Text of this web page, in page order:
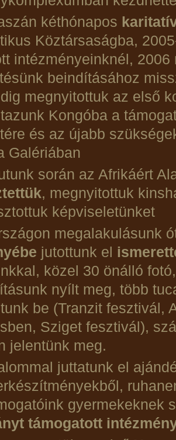
kéthónapos
Köztársaságba,
intézményeinknél, 2006
beindításához
megnyitottuk az első
Kongóba a
és az újabb
Galériában
során az Afrikáért
, megnyitottuk
képviseletünket
megalakulásunk
jutottunk el
közel 30 önálló
nyílt meg, több
be (Tranzit fesztivál,
Sziget fesztivál),
jelentünk meg.
juttatunk el
gyermekeknek
támogatott